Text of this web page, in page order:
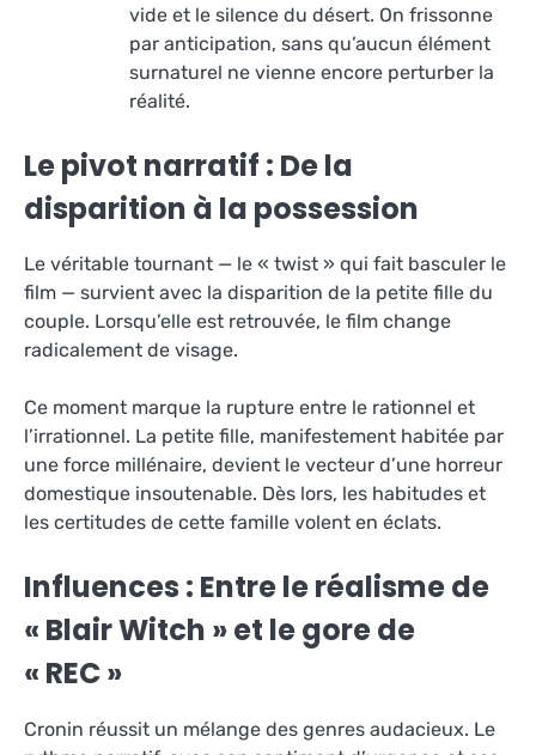
vide et le silence du désert. On frissonne
par anticipation, sans qu’aucun élément
surnaturel ne vienne encore perturber la
réalité.
Le pivot narratif : De la
disparition à la possession
Le véritable tournant — le « twist » qui fait basculer le
film — survient avec la disparition de la petite fille du
couple. Lorsqu’elle est retrouvée, le film change
radicalement de visage.
Ce moment marque la rupture entre le rationnel et
l’irrationnel. La petite fille, manifestement habitée par
une force millénaire, devient le vecteur d’une horreur
domestique insoutenable. Dès lors, les habitudes et
les certitudes de cette famille volent en éclats.
Influences : Entre le réalisme de
« Blair Witch » et le gore de
« REC »
Cronin réussit un mélange des genres audacieux. Le